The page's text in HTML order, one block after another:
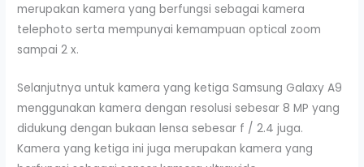
merupakan kamera yang berfungsi sebagai kamera
telephoto serta mempunyai kemampuan optical zoom
sampai 2 x.
Selanjutnya untuk kamera yang ketiga Samsung Galaxy A9
menggunakan kamera dengan resolusi sebesar 8 MP yang
didukung dengan bukaan lensa sebesar f / 2.4 juga.
Kamera yang ketiga ini juga merupakan kamera yang